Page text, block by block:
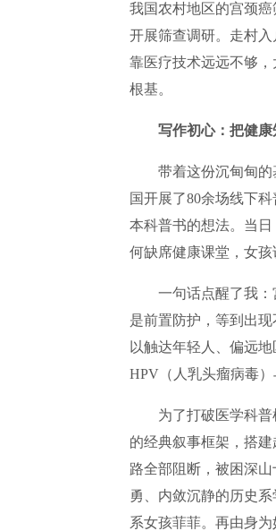
我国农村地区的宫颈
开展筛查调研。走村
靠医疗技术远远不够
根基。
写作初心：把健
带着这份沉甸甸的基
国开展了80余场线下
本科普书的想法。当
何缺席健康课堂，女
一句话点醒了我：
是前置防护，等到出
以触达年轻人、偏远
HPV（人乳头瘤病毒）
为了打破医学科普枯
的经典叙事框架，搭
路全部阻断，被困深
勇、内敛沉静的历史
系女孩菲菲。再由身